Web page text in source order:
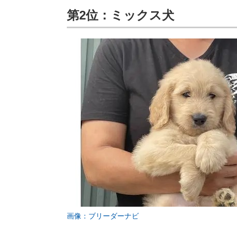
第2位：ミックス犬
画像：ブリーダーナビ